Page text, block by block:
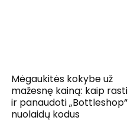
Mėgaukitės kokybe už
mažesnę kainą: kaip rasti
ir panaudoti „Bottleshop“
nuolaidų kodus